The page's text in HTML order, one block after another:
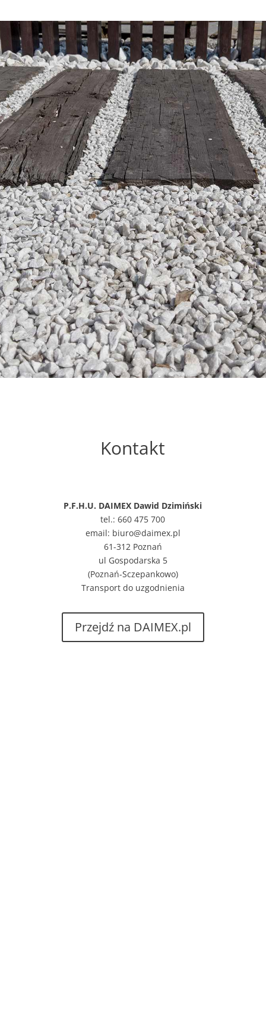
Kontakt
P.F.H.U. DAIMEX Dawid Dzimiński
tel.: 660 475 700
email: biuro@daimex.pl
61-312 Poznań
ul Gospodarska 5
(Poznań-Sczepankowo)
Transport do uzgodnienia
Przejdź na DAIMEX.pl